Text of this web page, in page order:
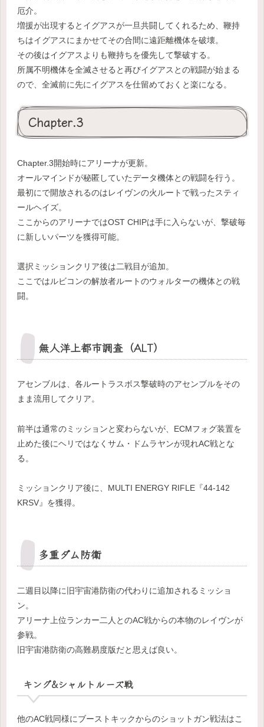
厄介。
増援が出現するとイグアスが一旦共闘してくれるため、鞭持
ちはイグアスにまかせてその合間に遠距離機体を破壊。
その後はイグアスよりも鞭持ちを優先して撃破する。
所属不明機体を全滅させると再びイグアスとの戦闘が始まる
ので、全滅前に先にイグアスを仕留めておくと楽になる。
Chapter.3
Chapter.3開始時にアリーナが更新。
オールマインドが秘匿していたデータ機体との戦闘を行う。
最初にで開放されるのはレイヴンの火ルートで戦ったスティ
ールヘイズ。
ここからのアリーナではOST CHIPは手に入らないが、撃破毎
に新しいパーツを獲得可能。
選択ミッションクリア後は二戦目が追加。
ここではルビコンの解放者ルートのウォルターの機体との戦
闘。
無人洋上都市調査（ALT）
アセンブルは、各ルートラスボス撃破時のアセンブルをその
まま流用してクリア。
前半は通常のミッションと変わらないが、ECMフォグ装置を
止めた後にヘリではなくサム・ドムラヤンが現れAC戦とな
る。
ミッションクリア後に、MULTI ENERGY RIFLE『44-142
KRSV』を獲得。
多重ダム防衛
二週目以降に旧宇宙港防衛の代わりに追加されるミッショ
ン。
アリーナ上位ランカー二人とのAC戦からの本物のレイヴンが
参戦。
旧宇宙港防衛の高難易度版だと思えば良い。
キング&シャルトルーズ戦
他のAC戦同様にブーストキックからのショットガン戦法はこ